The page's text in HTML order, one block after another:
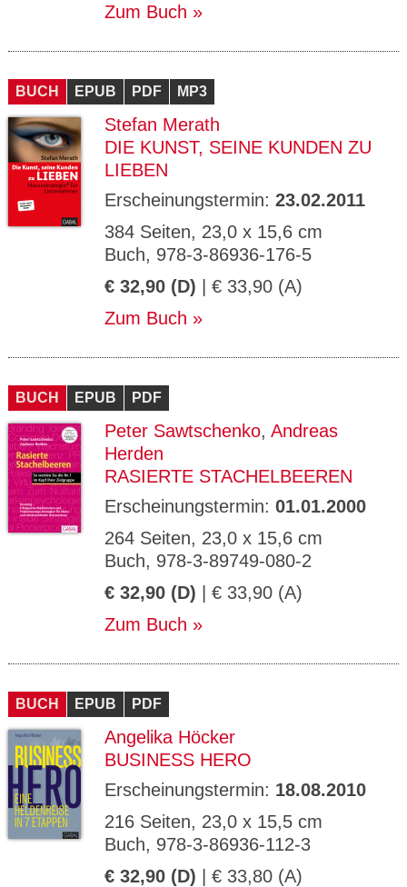
Zum Buch
BUCH EPUB PDF MP3
Stefan Merath
DIE KUNST, SEINE KUNDEN ZU
LIEBEN
Erscheinungstermin: 23.02.2011
384 Seiten, 23,0 x 15,6 cm
Buch, 978-3-86936-176-5
€ 32,90 (D) | € 33,90 (A)
Zum Buch
BUCH EPUB PDF
Peter Sawtschenko, Andreas
Herden
RASIERTE STACHELBEEREN
Erscheinungstermin: 01.01.2000
264 Seiten, 23,0 x 15,6 cm
Buch, 978-3-89749-080-2
€ 32,90 (D) | € 33,90 (A)
Zum Buch
BUCH EPUB PDF
Angelika Höcker
BUSINESS HERO
Erscheinungstermin: 18.08.2010
216 Seiten, 23,0 x 15,5 cm
Buch, 978-3-86936-112-3
€ 32,90 (D) | € 33,80 (A)